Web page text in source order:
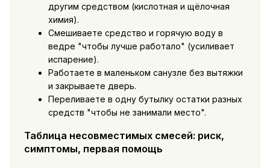
другим средством (кислотная и щёлочная
химия).
Смешиваете средство и горячую воду в
ведре "чтобы лучше работало" (усиливает
испарение).
Работаете в маленьком санузле без вытяжки
и закрываете дверь.
Переливаете в одну бутылку остатки разных
средств "чтобы не занимали место".
Таблица несовместимых смесей: риск,
симптомы, первая помощь